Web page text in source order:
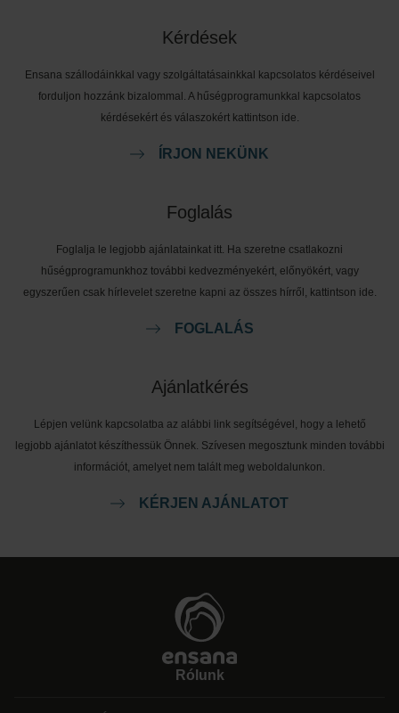
Kérdések
Ensana szállodáinkkal vagy szolgáltatásainkkal kapcsolatos kérdéseivel
forduljon hozzánk bizalommal. A hűségprogramunkkal kapcsolatos
kérdésekért és válaszokért kattintson ide.
ÍRJON NEKÜNK
Foglalás
Foglalja le legjobb ajánlatainkat itt. Ha szeretne csatlakozni
hűségprogramunkhoz további kedvezményekért, előnyökért, vagy
egyszerűen csak hírlevelet szeretne kapni az összes hírről, kattintson ide.
FOGLALÁS
Ajánlatkérés
Lépjen velünk kapcsolatba az alábbi link segítségével, hogy a lehető
legjobb ajánlatot készíthessük Önnek. Szívesen megosztunk minden további
információt, amelyet nem talált meg weboldalunkon.
KÉRJEN AJÁNLATOT
Rólunk